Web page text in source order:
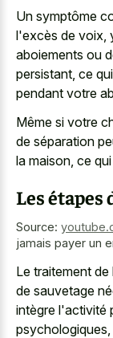
Un symptôme
l'excès de voix,
aboiements ou
persistant, ce
pendant votre
Même si votre
de séparation
la maison, ce
Les
Source:
jamais payer un
Le traitement
de sauvetage
intègre l'activité